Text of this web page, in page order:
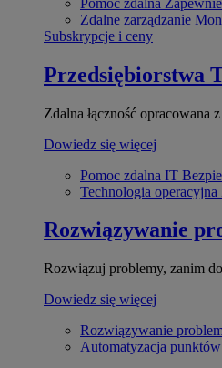
Zdalne zarządzanie
Subskrypcje i ceny
Przedsiębiorstwa
Zdalna łączność opracowana
Dowiedz się więcej
Pomoc zdalna IT
Technologia operacyjna
Rozwiązywanie
Rozwiązuj problemy, zanim
Dowiedz się więcej
Rozwiązywanie
Automatyzacja